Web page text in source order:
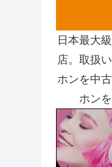
日本最大
店。取扱
ホンを中
ホン